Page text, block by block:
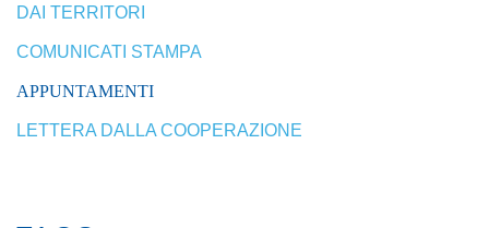
DAI TERRITORI
COMUNICATI STAMPA
APPUNTAMENTI
LETTERA DALLA COOPERAZIONE